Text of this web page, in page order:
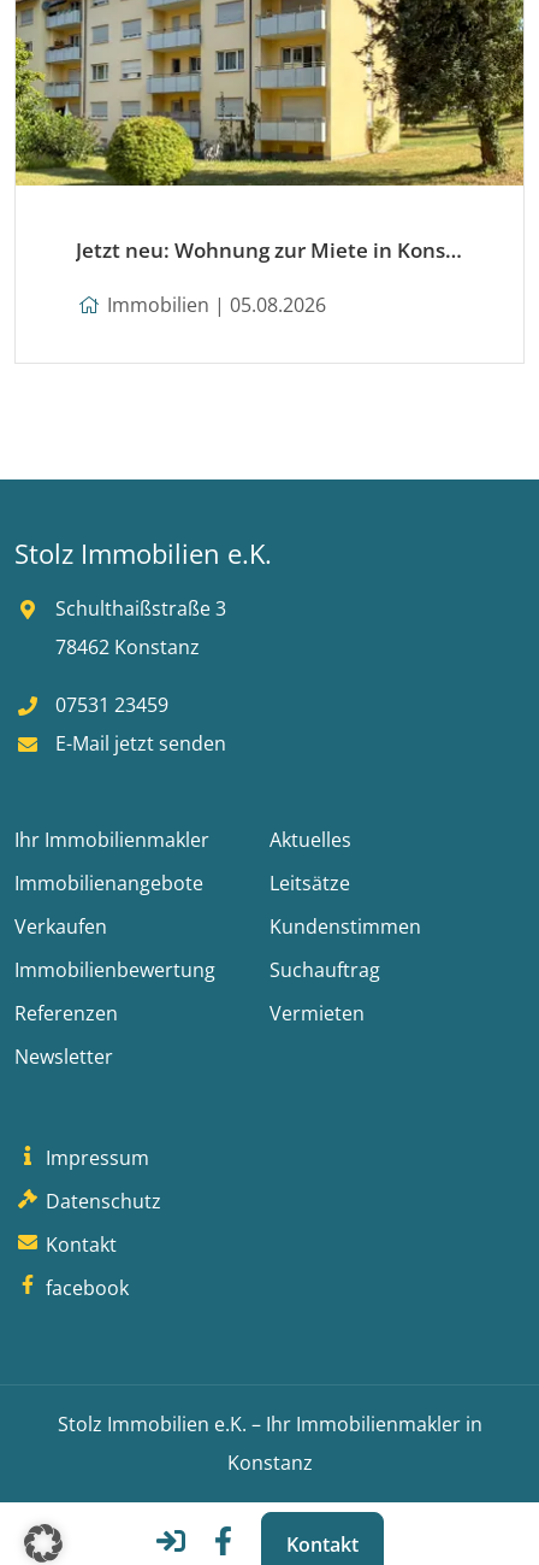
Kontakt
Jetzt neu: Wohnung zur Miete in Konstanz
Immobilien | 05.08.2026
Stolz Immobilien e.K.
Schulthaißstraße 3
78462 Konstanz
07531 23459
E-Mail jetzt senden
Ihr Immobilienmakler
Aktuelles
Immobilienangebote
Leitsätze
Verkaufen
Kundenstimmen
Immobilienbewertung
Suchauftrag
Referenzen
Vermieten
Newsletter
Impressum
Datenschutz
Kontakt
facebook
Stolz Immobilien e.K. – Ihr Immobilienmakler in
Konstanz